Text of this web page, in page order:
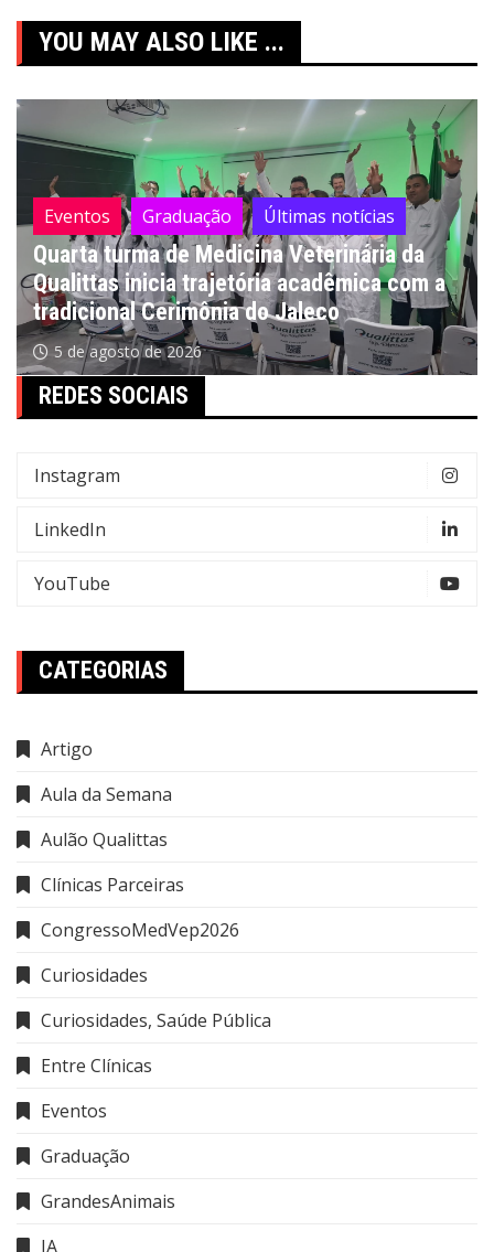
YOU MAY ALSO LIKE ...
Eventos Graduação Últimas notícias
Quarta turma de Medicina Veterinária da
Qualittas inicia trajetória acadêmica com a
tradicional Cerimônia do Jaleco
5 de agosto de 2026
REDES SOCIAIS
Instagram
LinkedIn
YouTube
CATEGORIAS
Artigo
Aula da Semana
Aulão Qualittas
Clínicas Parceiras
CongressoMedVep2026
Curiosidades
Curiosidades, Saúde Pública
Entre Clínicas
Eventos
Graduação
GrandesAnimais
IA